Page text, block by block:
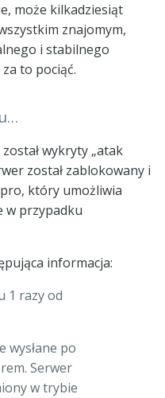
może kilkadziesiąt
znajomym,
i stabilnego
to pociąć.
wykryty „atak
został zablokowany i
który umożliwia
w przypadku
informacja:
1 razy od
wysłane po
Serwer
w trybie